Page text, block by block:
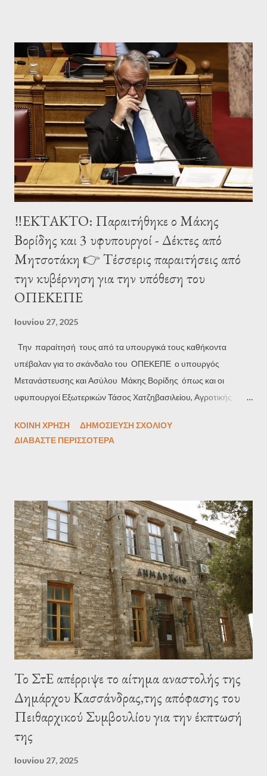
κ.ά.), συνολικής έκτασης περίπου 4,7 εκατ. τ.μ. Ειδικότερα, οι
περισσότερες παραχωρήσεις καταγράφονται στα Δωδεκάνησα
(1.101 συμβάσεις – 507.209 τ.μ.), στη Χαλκιδική (860 – 288.943
τ.μ.), στις Κυκλάδες (635), στην Πιερία (504), στην Καβάλα (489),
στα Χανιά (443) και στην Κέρκυρα (430). Ο αριθμός των
καταγγελιών αυξάνεται με ρυθμό 300-500 την εβδομάδα, καθώς
η καλοκαιρινή περίοδος ξεκινά. Στις 9 Ιουνίου είχαν κατα...
‼ΕΚΤΑΚΤΟ: Παραιτήθηκε ο Μάκης
Βορίδης και 3 υφυπουργοί - Δέκτες από
Μητσοτάκη 👉 Τέσσερις παραιτήσεις από
την κυβέρνηση για την υπόθεση του
ΟΠΕΚΕΠΕ
Ιουνίου 27, 2025
Την παραίτησή τους από τα υπουργικά τους καθήκοντα
υπέβαλαν για το σκάνδαλο του ΟΠΕΚΕΠΕ ο υπουργός
Μετανάστευσης και Ασύλου Μάκης Βορίδης όπως και οι
υφυπουργοί Εξωτερικών Τάσος Χατζηβασιλείου, Αγροτικής
Χρήστος Μπουκώρος. Δεκτές έγιναν οι παραιτήσεις τους από
Παύλου Μαρινάκη Ανακοινώνεται ότι ο Υπουργός
Μετανάστευσης και Ασύλου Μάκης Βορίδης υπέβαλε την
παραίτησή του στον Πρωθυπουργό, για τους λόγους που
αναφέρονται στην επιστολή και η οποία επισυνάπτεται. Ο
Πρωθυπουργός έκανε δεκτή την παραίτησή του. Παράλληλα, τις
παραιτήσεις τους υπέβαλαν οι Υφυπουργοί Εξωτερικών Τάσος
Χατζηβασιλείου, Αγροτικής Ανάπτυξης και Τροφίμων Διονύσης
Σταμενίτης και Ψηφιακής Διακυβέρνησης...
ΚΟΙΝΉ ΧΡΉΣΗ
ΔΗΜΟΣΊΕΥΣΗ ΣΧΟΛΊΟΥ
ΔΙΑΒΆΣΤΕ ΠΕΡΙΣΣΌΤΕΡΑ
Το ΣτΕ απέρριψε το αίτημα αναστολής της
Δημάρχου Κασσάνδρας,της απόφασης του
Πειθαρχικού Συμβουλίου για την έκπτωσή
της
Ιουνίου 27, 2025